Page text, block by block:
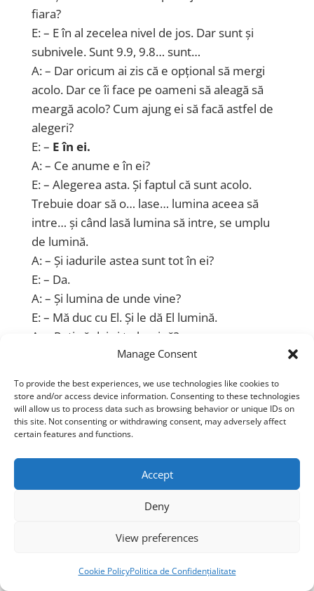
Manage Consent
To provide the best experiences, we use technologies like cookies to
store and/or access device information. Consenting to these technologies
will allow us to process data such as browsing behavior or unique IDs on
this site. Not consenting or withdrawing consent, may adversely affect
certain features and functions.
Accept
Deny
View preferences
Cookie PolicyPolitica de Confidențialitate
fiara?
E: – E în al zecelea nivel de jos. Dar sunt și
subnivele. Sunt 9.9, 9.8… sunt…
A: – Dar oricum ai zis că e opțional să mergi
acolo. Dar ce îi face pe oameni să aleagă să
meargă acolo? Cum ajung ei să facă astfel de
alegeri?
E: – E în ei.
A: – Ce anume e în ei?
E: – Alegerea asta. Și faptul că sunt acolo.
Trebuie doar să o… lase… lumina aceea să
intre… și când lasă lumina să intre, se umplu
de lumină.
A: – Și iadurile astea sunt tot în ei?
E: – Da.
A: – Și lumina de unde vine?
E: – Mă duc cu El. Și le dă El lumină.
A: – Poți să dai și tu lumină?
E: –E albastră. Lumina lui e albă.Au nevoie
de tot spectrul de lumină. Au nevoie de toate
razele de lumină.
E: – În primul rând… la înțelepciune.
A: – Și cât timp stați acolo?
E: – Am început să umplem de lumină. Lumina
puțin ultimul nivel. Care rămâne negru.
A: – Dar oricum e bine dacă umpleți celelalte